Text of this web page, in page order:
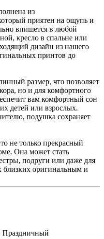
из
приятен на ощупь и
впишется в любой
кресло в спальне или
дизайн из нашего
принтов до
размер, что позволяет
но и для комфортного
вам комфортный сон
детей или взрослых.
подушка сохраняет
не только прекрасный
Она может стать
подруги или даже для
оригинальным и
Праздничный